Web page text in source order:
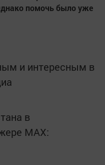
помочь было уже
и интересным в
в
MАХ: